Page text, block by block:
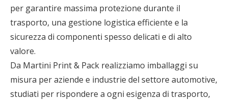
per garantire massima protezione durante il
trasporto, una gestione logistica efficiente e la
sicurezza di componenti spesso delicati e di alto
valore.
Da Martini Print & Pack realizziamo imballaggi su
misura per aziende e industrie del settore automotive,
studiati per rispondere a ogni esigenza di trasporto,